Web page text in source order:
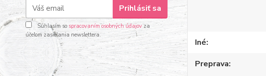
Prihlásiť sa
Súhlasím so spracovaním osobných údajovza
účelom zasielania newslettera.
Iné
Preprava